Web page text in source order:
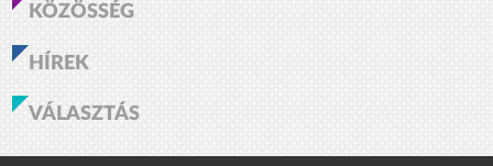
KÖZÖSSÉG
HÍREK
VÁLASZTÁS